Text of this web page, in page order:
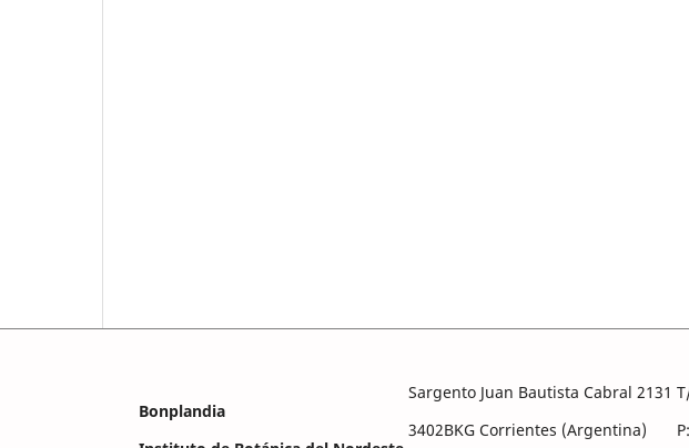
Bonplandia
Sargento Juan Bautista Cabral 2131
3402BKG Corrientes (Argentina)